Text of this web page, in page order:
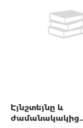
Էյնշտեյնը և
ժամանակակից